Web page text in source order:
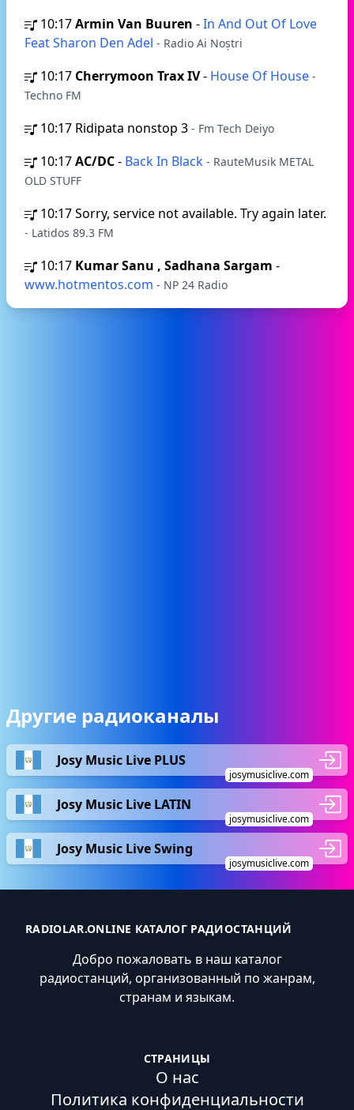
10:17Armin Van Buuren -In And Out Of Love
Feat Sharon Den Adel - Radio Ai Noștri
10:17 Cherrymoon Trax IV- House Of House -
Techno FM
10:17 Ridipata nonstop 3 - Fm Tech Deiyo
10:17AC/DC- Back In Black - RauteMusik METAL
OLD STUFF
10:17Sorry, service not available. Try again later.
- Latidos 89.3 FM
10:17 Kumar Sanu , Sadhana Sargam -
www.hotmentos.com - NP 24 Radio
Другие радиоканалы
Josy Music Live PLUS
josymusiclive.com
Josy Music Live LATIN
josymusiclive.com
Josy Music Live Swing
josymusiclive.com
RADIOLAR.ONLINE КАТАЛОГ РАДИОСТАНЦИЙ
Добро пожаловать в наш каталог
радиостанций, организованный по жанрам,
странам и языкам.
СТРАНИЦЫ
О нас
Политика конфиденциальности